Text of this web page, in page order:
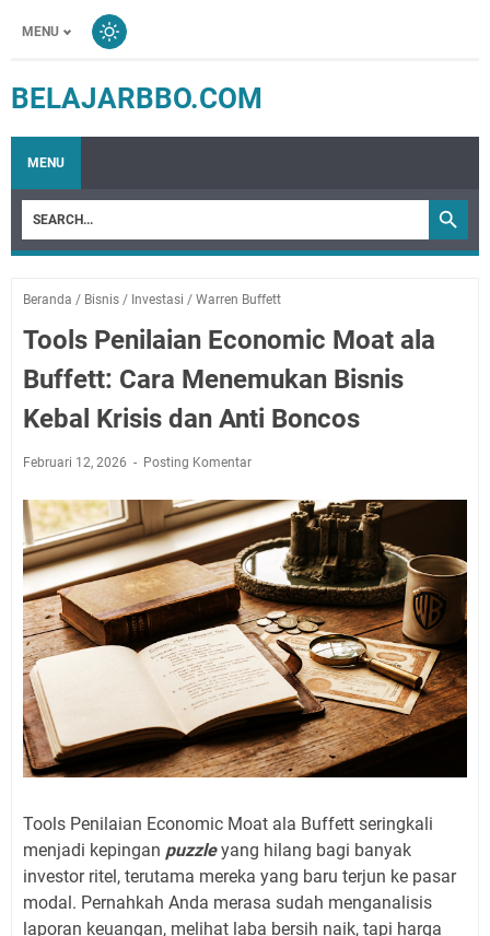
MENU
BELAJARBBO.COM
MENU
Beranda / Bisnis / Investasi / Warren Buffett
Tools Penilaian Economic Moat ala
Buffett: Cara Menemukan Bisnis
Kebal Krisis dan Anti Boncos
Februari 12, 2026 Posting Komentar
Tools Penilaian Economic Moat ala Buffett seringkali
menjadi kepingan puzzleyang hilang bagi banyak
investor ritel, terutama mereka yang baru terjun ke pasar
modal. Pernahkah Anda merasa sudah menganalisis
laporan keuangan, melihat laba bersih naik, tapi harga